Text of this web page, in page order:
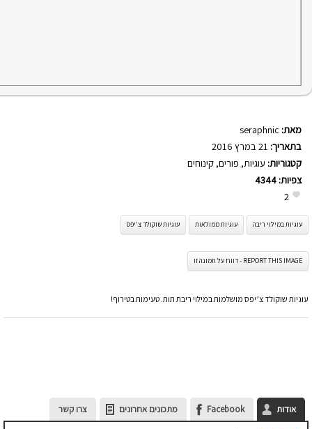
מאת: seraphnic
בתאריך:
קטגוריות: עוגיות, פורים, קינוחים
צפיות: 4344
2
עוגיות במילוי ריבה עוגיות ממולאות עוגיות שוקולד צ'יפס
REPORT THIS IMAGE - דווח על תמונה זו
עוגיות שוקולד צ’יפס מושלמות במילוי ריבת תות. טעימות בטירוף!
אודות Facebook מתכונים אחרונים צרו קשר